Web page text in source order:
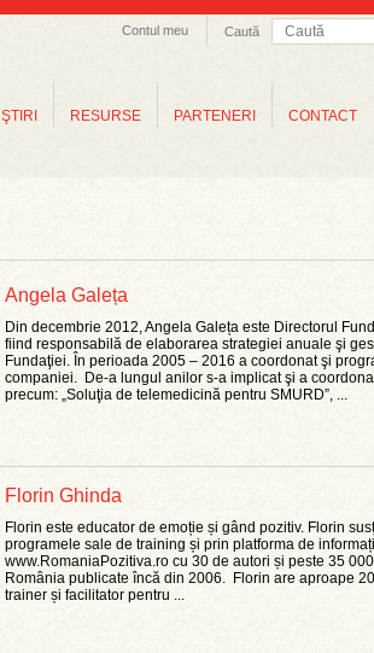
Caută
Contul meu
ŞTIRI RESURSE PARTENERI CONTACT
Angela Galeța
Din decembrie 2012, Angela Galeța este Directorul
fiind responsabilă de elaborarea strategiei anuale şi
Fundaţiei. În perioada 2005 – 2016 a coordonat şi
companiei. De-a lungul anilor s-a implicat şi a
precum: „Soluţia de telemedicină pentru SMURD”, ...
Florin Ghinda
Florin este educator de emoție și gând pozitiv. Florin
programele sale de training și prin platforma de
www.RomaniaPozitiva.ro cu 30 de autori și peste 35
România publicate încă din 2006. Florin are aproape
trainer și facilitator pentru ...